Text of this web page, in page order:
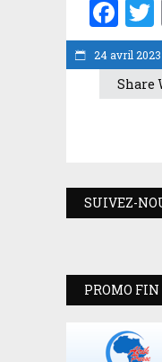
24 avril 2023
Share
SUIVEZ-
PROMO FIN